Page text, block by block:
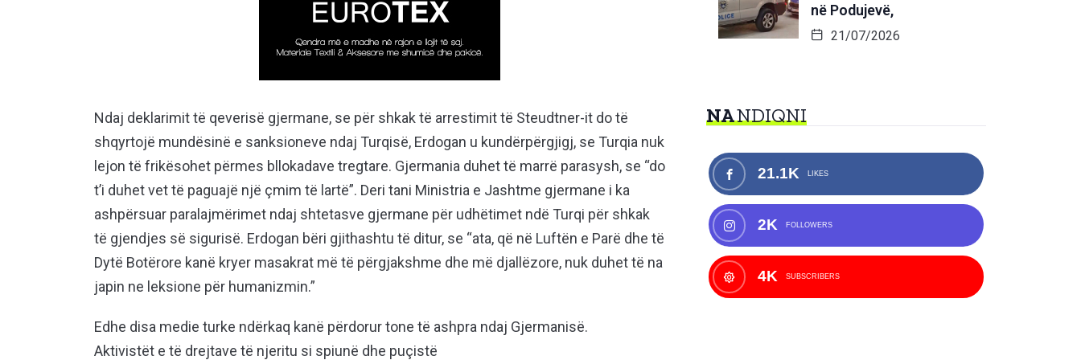
Ndaj deklarimit të qeverisë gjermane, se për shkak të arrestimit të Steudtner-it do të
shqyrtojë mundësinë e sanksioneve ndaj Turqisë, Erdogan u kundërpërgjigj, se Turqia nuk
lejon të frikësohet përmes bllokadave tregtare. Gjermania duhet të marrë parasysh, se “do
t’i duhet vet të paguajë një çmim të lartë”. Deri tani Ministria e Jashtme gjermane i ka
ashpërsuar paralajmërimet ndaj shtetasve gjermane për udhëtimet ndë Turqi për shkak
të gjendjes së sigurisë. Erdogan bëri gjithashtu të ditur, se “ata, që në Luftën e Parë dhe të
Dytë Botërore kanë kryer masakrat më të përgjakshme dhe më djallëzore, nuk duhet të na
japin ne leksione për humanizmin.”
Edhe disa medie turke ndërkaq kanë përdorur tone të ashpra ndaj Gjermanisë.
Aktivistët e të drejtave të njeritu si spiunë dhe puçistë
në Podujevë,
21/07/2026
NANDIQNI
21.1K LIKES
2K FOLLOWERS
4K SUBSCRIBERS